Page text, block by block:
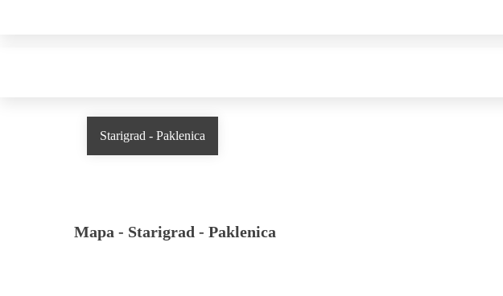
Starigrad - Paklenica
Mapa - Starigrad - Paklenica